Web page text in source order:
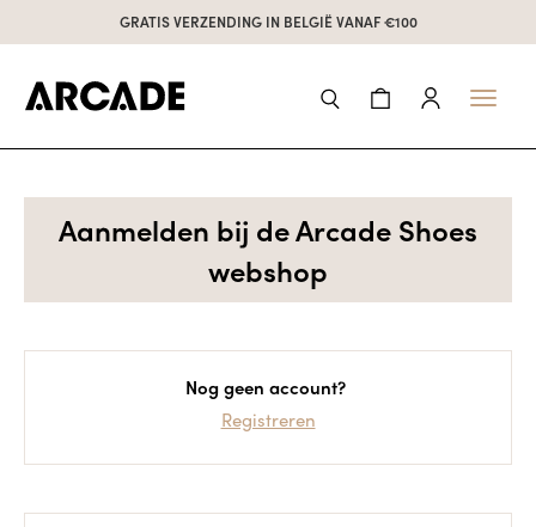
GRATIS VERZENDING IN BELGIË VANAF €100
Toggle
Aanmelden bij de Arcade Shoes
webshop
Nog geen account?
Registreren